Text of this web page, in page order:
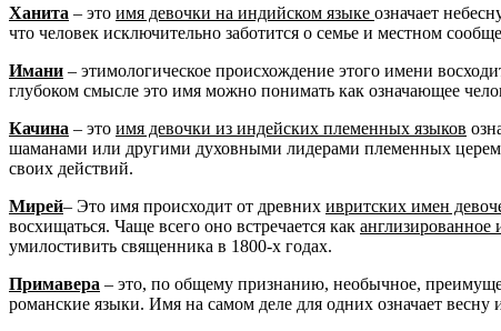
Ханита – это имя девочки на индийском языке означает
что человек исключительно заботится о семье и местном
Имани – этимологическое происхождение этого имени
глубоком смысле это имя можно понимать как означающее
Качина – это имя девочки из индейских племенных языков
шаманами или другими духовными лидерами племенных
своих действий.
Мирей– Это имя происходит от древних ивритских имен
восхищаться. Чаще всего оно встречается как англизированное
умилостивить священника в 1800-х годах.
Примавера – это, по общему признанию, необычное,
романские языки. Имя на самом деле для одних означает